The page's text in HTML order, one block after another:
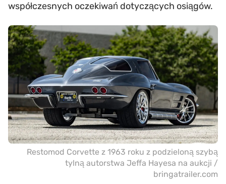
współczesnych oczekiwań dotyczących osiągów.
Restomod Corvette z 1963 roku z podzieloną szybą
tylną autorstwa Jeffa Hayesa na aukcji /
bringatrailer.com